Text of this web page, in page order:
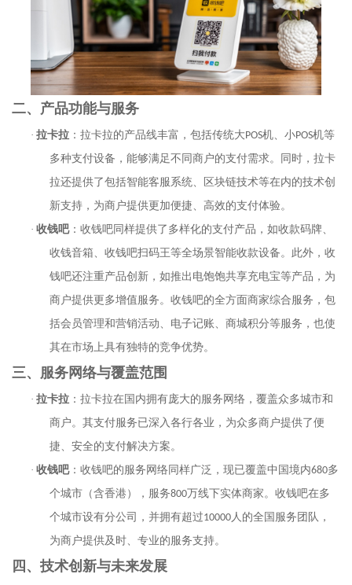
二、产品功能与服务
· 拉卡拉 ：拉卡拉的产品线丰富，包括传统大POS机、小POS机等
多种支付设备，能够满足不同商户的支付需求。同时，拉卡
拉还提供了包括智能客服系统、区块链技术等在内的技术创
新支持，为商户提供更加便捷、高效的支付体验。
· 收钱吧：收钱吧同样提供了多样化的支付产品，如收款码牌、
收钱音箱、收钱吧扫码王等全场景智能收款设备。此外，收
钱吧还注重产品创新，如推出电饱饱共享充电宝等产品，为
商户提供更多增值服务。收钱吧的全方面商家综合服务，包
括会员管理和营销活动、电子记账、商城积分等服务，也使
其在市场上具有独特的竞争优势。
三、服务网络与覆盖范围
· 拉卡拉 ：拉卡拉在国内拥有庞大的服务网络，覆盖众多城市和
商户。其支付服务已深入各行各业，为众多商户提供了便
捷、安全的支付解决方案。
· 收钱吧：收钱吧的服务网络同样广泛，现已覆盖中国境内680多
个城市（含香港），服务800万线下实体商家。收钱吧在多
个城市设有分公司，并拥有超过10000人的全国服务团队，
为商户提供及时、专业的服务支持。
四、技术创新与未来发展